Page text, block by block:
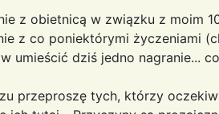
z obietnicą w związku z moim
z co poniektórymi życzeniami
umieścić dziś jedno nagranie...
przeproszę tych, którzy